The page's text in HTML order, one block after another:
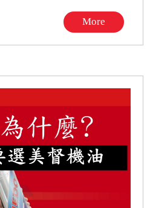
More